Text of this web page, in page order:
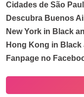
Cidades de São
Descubra Buenos
New York in Black
Hong Kong in Black
Fanpage no